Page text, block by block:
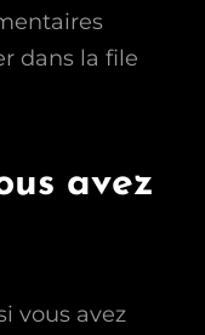
dans la file
avez
vous avez